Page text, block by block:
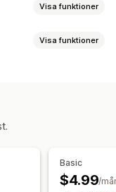
Visa funktioner
Visa funktioner
språk
Basic
$4.99/